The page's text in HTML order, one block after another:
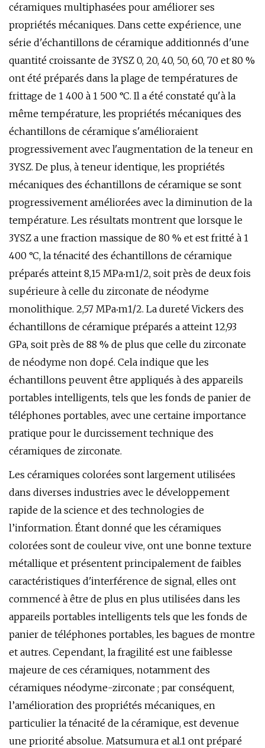
céramiques multiphasées pour améliorer ses
propriétés mécaniques. Dans cette expérience, une
série d'échantillons de céramique additionnés d'une
quantité croissante de 3YSZ 0, 20, 40, 50, 60, 70 et 80 %
ont été préparés dans la plage de températures de
frittage de 1 400 à 1 500 °C. Il a été constaté qu'à la
même température, les propriétés mécaniques des
échantillons de céramique s'amélioraient
progressivement avec l'augmentation de la teneur en
3YSZ. De plus, à teneur identique, les propriétés
mécaniques des échantillons de céramique se sont
progressivement améliorées avec la diminution de la
température. Les résultats montrent que lorsque le
3YSZ a une fraction massique de 80 % et est fritté à 1
400 °C, la ténacité des échantillons de céramique
préparés atteint 8,15 MPa‧m1/2, soit près de deux fois
supérieure à celle du zirconate de néodyme
monolithique. 2,57 MPa‧m1/2. La dureté Vickers des
échantillons de céramique préparés a atteint 12,93
GPa, soit près de 88 % de plus que celle du zirconate
de néodyme non dopé. Cela indique que les
échantillons peuvent être appliqués à des appareils
portables intelligents, tels que les fonds de panier de
téléphones portables, avec une certaine importance
pratique pour le durcissement technique des
céramiques de zirconate.
Les céramiques colorées sont largement utilisées
dans diverses industries avec le développement
rapide de la science et des technologies de
l’information. Étant donné que les céramiques
colorées sont de couleur vive, ont une bonne texture
métallique et présentent principalement de faibles
caractéristiques d'interférence de signal, elles ont
commencé à être de plus en plus utilisées dans les
appareils portables intelligents tels que les fonds de
panier de téléphones portables, les bagues de montre
et autres. Cependant, la fragilité est une faiblesse
majeure de ces céramiques, notamment des
céramiques néodyme-zirconate ; par conséquent,
l’amélioration des propriétés mécaniques, en
particulier la ténacité de la céramique, est devenue
une priorité absolue. Matsumura et al.1 ont préparé